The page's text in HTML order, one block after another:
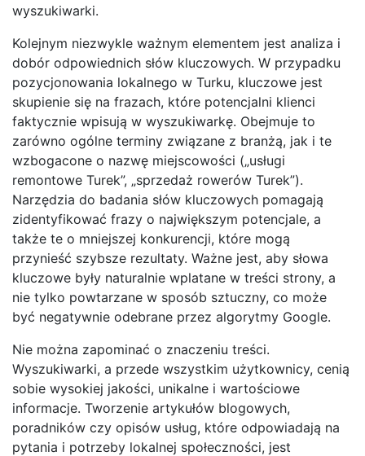
wyszukiwarki.
Kolejnym niezwykle ważnym elementem jest analiza i
dobór odpowiednich słów kluczowych. W przypadku
pozycjonowania lokalnego w Turku, kluczowe jest
skupienie się na frazach, które potencjalni klienci
faktycznie wpisują w wyszukiwarkę. Obejmuje to
zarówno ogólne terminy związane z branżą, jak i te
wzbogacone o nazwę miejscowości („usługi
remontowe Turek”, „sprzedaż rowerów Turek”).
Narzędzia do badania słów kluczowych pomagają
zidentyfikować frazy o największym potencjale, a
także te o mniejszej konkurencji, które mogą
przynieść szybsze rezultaty. Ważne jest, aby słowa
kluczowe były naturalnie wplatane w treści strony, a
nie tylko powtarzane w sposób sztuczny, co może
być negatywnie odebrane przez algorytmy Google.
Nie można zapominać o znaczeniu treści.
Wyszukiwarki, a przede wszystkim użytkownicy, cenią
sobie wysokiej jakości, unikalne i wartościowe
informacje. Tworzenie artykułów blogowych,
poradników czy opisów usług, które odpowiadają na
pytania i potrzeby lokalnej społeczności, jest